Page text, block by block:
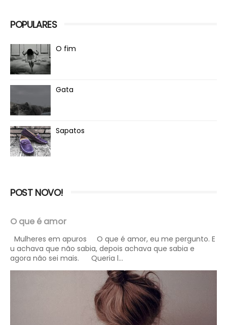
POPULARES
O fim
Gata
Sapatos
POST NOVO!
O que é amor
Mulheres em apuros O que é amor, eu me pergunto. E
u achava que não sabia, depois achava que sabia e
agora não sei mais. Queria l...